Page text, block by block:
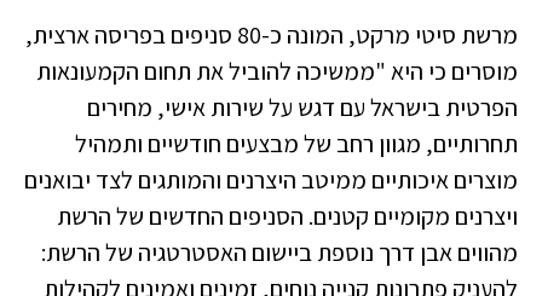
מרשת סיטי מרקט, המונה כ-80 סניפים בפריסה ארצית,
מוסרים כי היא "ממשיכה להוביל את תחום הקמעונאות
הפרטית בישראל עם דגש על שירות אישי, מחירים
תחרותיים, מגוון רחב של מבצעים חודשיים ותמהיל
מוצרים איכותיים ממיטב היצרנים והמותגים לצד יבואנים
ויצרנים מקומיים קטנים. הסניפים החדשים של הרשת
מהווים אבן דרך נוספת ביישום האסטרטגיה של הרשת:
להעניק פתרונות קנייה נוחים, זמינים ואמינים לקהילות